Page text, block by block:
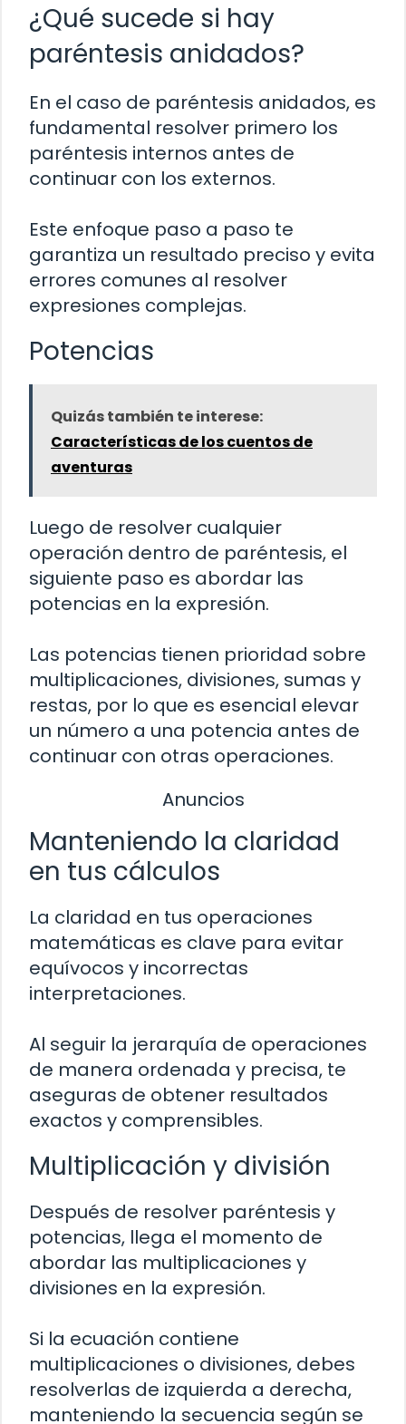
¿Qué sucede si hay
paréntesis anidados?
En el caso de paréntesis anidados, es
fundamental resolver primero los
paréntesis internos antes de
continuar con los externos.
Este enfoque paso a paso te
garantiza un resultado preciso y evita
errores comunes al resolver
expresiones complejas.
Potencias
Quizás también te interese:
Características de los cuentos de
aventuras
Luego de resolver cualquier
operación dentro de paréntesis, el
siguiente paso es abordar las
potencias en la expresión.
Las potencias tienen prioridad sobre
multiplicaciones, divisiones, sumas y
restas, por lo que es esencial elevar
un número a una potencia antes de
continuar con otras operaciones.
Anuncios
Manteniendo la claridad
en tus cálculos
La claridad en tus operaciones
matemáticas es clave para evitar
equívocos y incorrectas
interpretaciones.
Al seguir la jerarquía de operaciones
de manera ordenada y precisa, te
aseguras de obtener resultados
exactos y comprensibles.
Multiplicación y división
Después de resolver paréntesis y
potencias, llega el momento de
abordar las multiplicaciones y
divisiones en la expresión.
Si la ecuación contiene
multiplicaciones o divisiones, debes
resolverlas de izquierda a derecha,
manteniendo la secuencia según se